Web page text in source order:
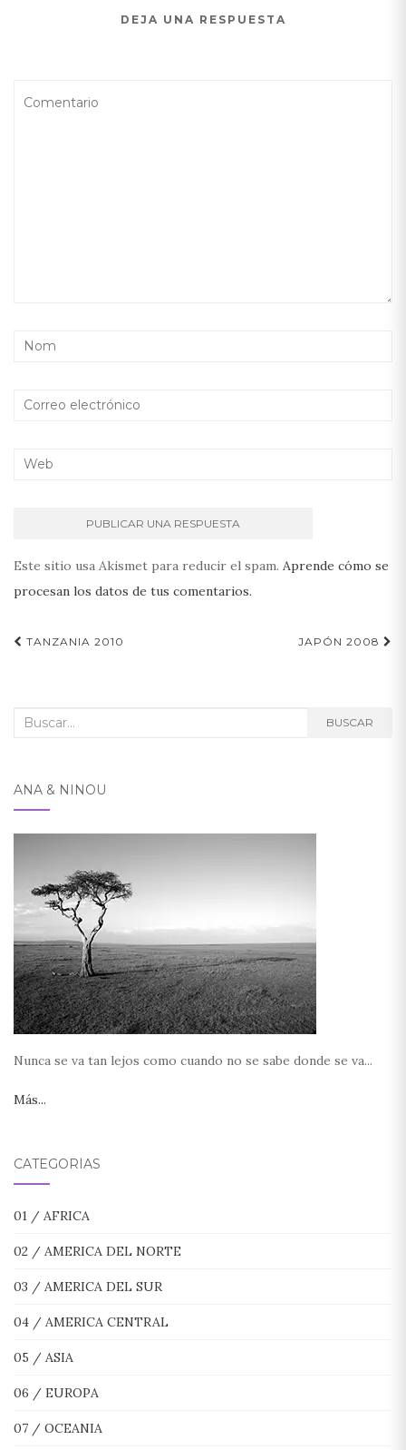
DEJA UNA RESPUESTA
Este sitio usa Akismet para reducir el spam. Aprende cómo se
procesan los datos de tus comentarios.
Navegación
TANZANIA 2010 JAPÓN 2008
Buscar: BUSCAR
ANA & NINOU
Nunca se va tan lejos como cuando no se sabe donde se va...
Más...
CATEGORÍAS
01 / AFRICA
02 / AMERICA DEL NORTE
03 / AMERICA DEL SUR
04 / AMERICA CENTRAL
05 / ASIA
06 / EUROPA
07 / OCEANIA